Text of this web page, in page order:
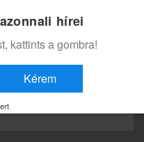
hírei
kattints a gombra!
Kérem